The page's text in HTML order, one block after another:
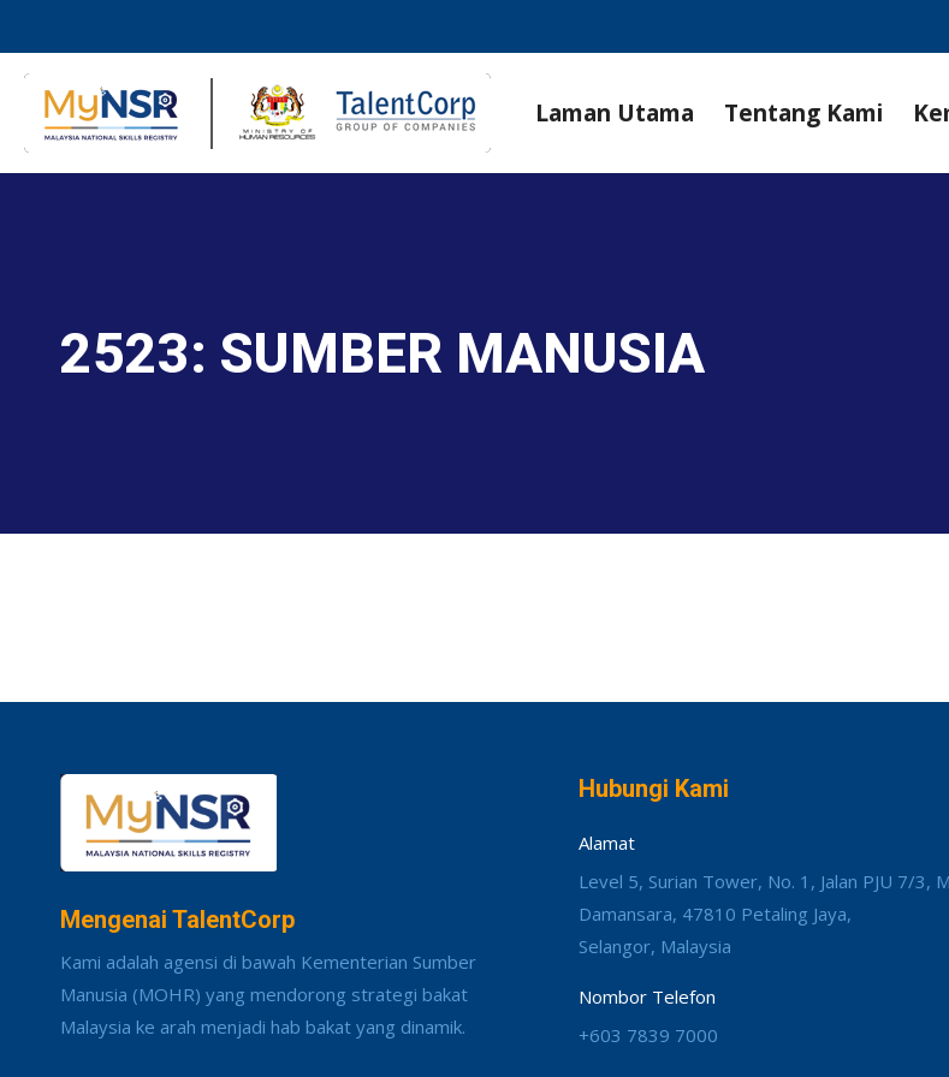
Laman Utama Tentang Kami
2523: SUMBER MANUSIA
Mengenai TalentCorp
Kami adalah agensi di bawah Kementerian Sumber
Manusia (MOHR) yang mendorong strategi bakat
Malaysia ke arah menjadi hab bakat yang dinamik.
Hubungi Kami
Alamat
Level 5, Surian Tower, No. 1, Jalan PJU 7/3,
Damansara, 47810 Petaling Jaya,
Selangor, Malaysia
Nombor Telefon
+603 7839 7000